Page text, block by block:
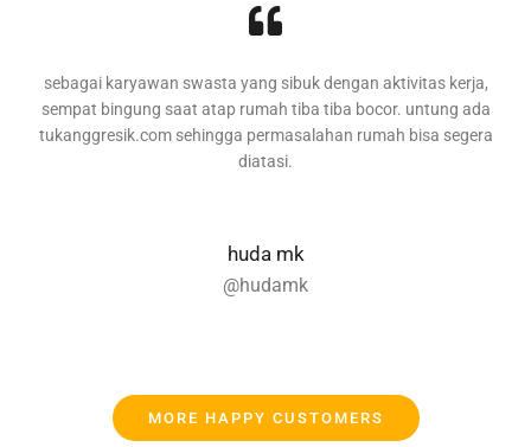
sebagai karyawan swasta yang sibuk dengan aktivitas kerja,
sempat bingung saat atap rumah tiba tiba bocor. untung ada
tukanggresik.com sehingga permasalahan rumah bisa segera
diatasi.
huda mk
@hudamk
MORE HAPPY CUSTOMERS